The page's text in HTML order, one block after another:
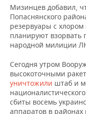
КИБЕРСПОРТ
ФИГУРНОЕ
ВОДНЫЕ ВИДЫ
ХОККЕЙ С МЯЧОМ
КУЛЬТУРА
МЕДИЦИНА
ОБРАЗОВАНИЕ
ПРОИСШЕСТВИЯ
СПИСОК
Мизинцев добавил,
Попаснянского
резервуары с
планируют взорвать
народной милиции
Сегодня утром
высокоточными
уничтожили штаб и
сбиты восемь
аппаратов в районах